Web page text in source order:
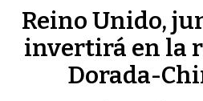
Reino Unido,
invertirá en la
Dorada-